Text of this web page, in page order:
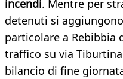
incendi. Mentre per
detenuti si
particolare a Rebibbia
traffico su via
bilancio di fine